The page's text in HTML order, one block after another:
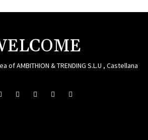
of AMBITHION & TRENDING S.L.U , Castellana